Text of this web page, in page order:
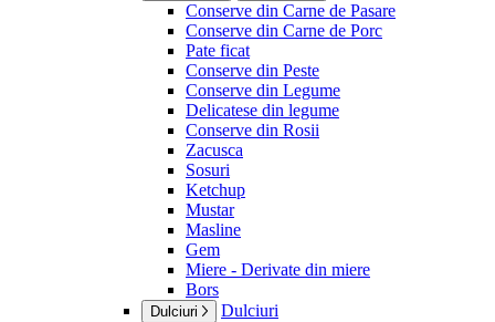
Conserve din Carne de Pasare
Conserve din Carne de Porc
Pate ficat
Conserve din Peste
Conserve din Legume
Delicatese din legume
Conserve din Rosii
Zacusca
Sosuri
Ketchup
Mustar
Masline
Gem
Miere - Derivate din miere
Bors
Dulciuri Dulciuri